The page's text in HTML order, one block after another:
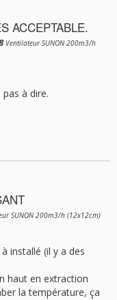
ACCEPTABLE.
Ventilateur SUNON 200m3/h
à dire.
SUNON 200m3/h (12x12cm)
installé (il y a des
haut en extraction
la température, ça